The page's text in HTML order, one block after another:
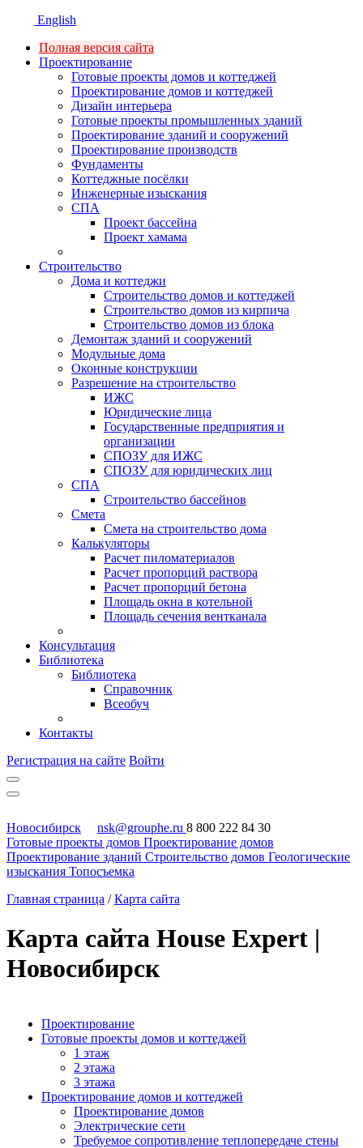
English
Полная версия сайта
Проектирование
Готовые проекты домов и коттеджей
Проектирование домов и коттеджей
Дизайн интерьера
Готовые проекты промышленных зданий
Проектирование зданий и сооружений
Проектирование производств
Фундаменты
Коттеджные посёлки
Инженерные изыскания
СПА
Проект бассейна
Проект хамама
Строительство
Дома и коттеджи
Строительство домов и коттеджей
Строительство домов из кирпича
Строительство домов из блока
Демонтаж зданий и сооружений
Модульные дома
Оконные конструкции
Разрешение на строительство
ИЖС
Юридические лица
Государственные предприятия и
организации
СПОЗУ для ИЖС
СПОЗУ для юридических лиц
СПА
Строительство бассейнов
Смета
Смета на строительство дома
Калькуляторы
Расчет пиломатериалов
Расчет пропорций раствора
Расчет пропорций бетона
Площадь окна в котельной
Площадь сечения вентканала
Консультация
Библиотека
Библиотека
Справочник
Всеобуч
Контакты
Регистрация на сайте Войти
Новосибирск nsk@grouphe.ru 8 800 222 84 30
Готовые проекты домов Проектирование домов
Проектирование зданий Строительство домов Геологические
изыскания Топосъемка
Главная страница / Карта сайта
Карта сайта House Expert |
Новосибирск
Проектирование
Готовые проекты домов и коттеджей
1 этаж
2 этажа
3 этажа
Проектирование домов и коттеджей
Проектирование домов
Электрические сети
Требуемое сопротивление теплопередаче стены